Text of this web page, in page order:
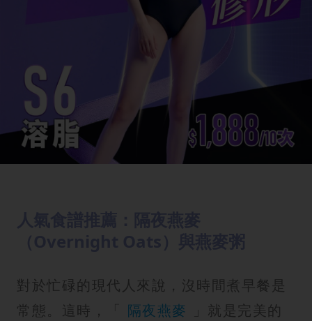
對於忙碌的現代人來說，沒時間煮早餐是
常態。這時，「
隔夜燕麥
」就是完美的